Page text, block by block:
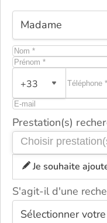
+33
Prestation(s)
Je souhaite
S'agit-il d'une